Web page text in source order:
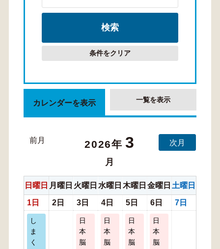
条件をクリア
カレンダーを表示 一覧を表示
前月 2026年 3
月
次月
日曜日 月曜日 火曜日 水曜日 木曜日 金曜日 土曜日
1日 2日 3日 4日 5日 6日 7日
し
ま
く
日
本
脳
日
本
脳
日
本
脳
日
本
脳